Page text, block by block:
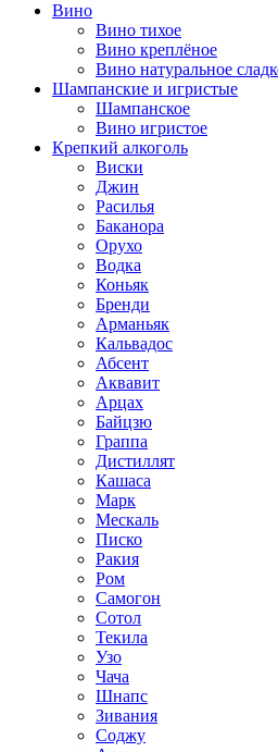
Вино
Вино тихое
Вино креплёное
Вино натуральное
Шампанские и игристые
Шампанское
Вино игристое
Крепкий алкоголь
Виски
Джин
Расилья
Баканора
Орухо
Водка
Коньяк
Бренди
Арманьяк
Кальвадос
Абсент
Аквавит
Арцах
Байцзю
Граппа
Дистиллят
Кашаса
Марк
Мескаль
Писко
Ракия
Ром
Самогон
Сотол
Текила
Узо
Чача
Шнапс
Зивания
Соджу